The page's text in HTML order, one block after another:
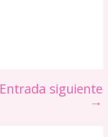
Entrada siguiente
→